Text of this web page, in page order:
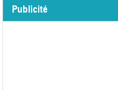
Publicité